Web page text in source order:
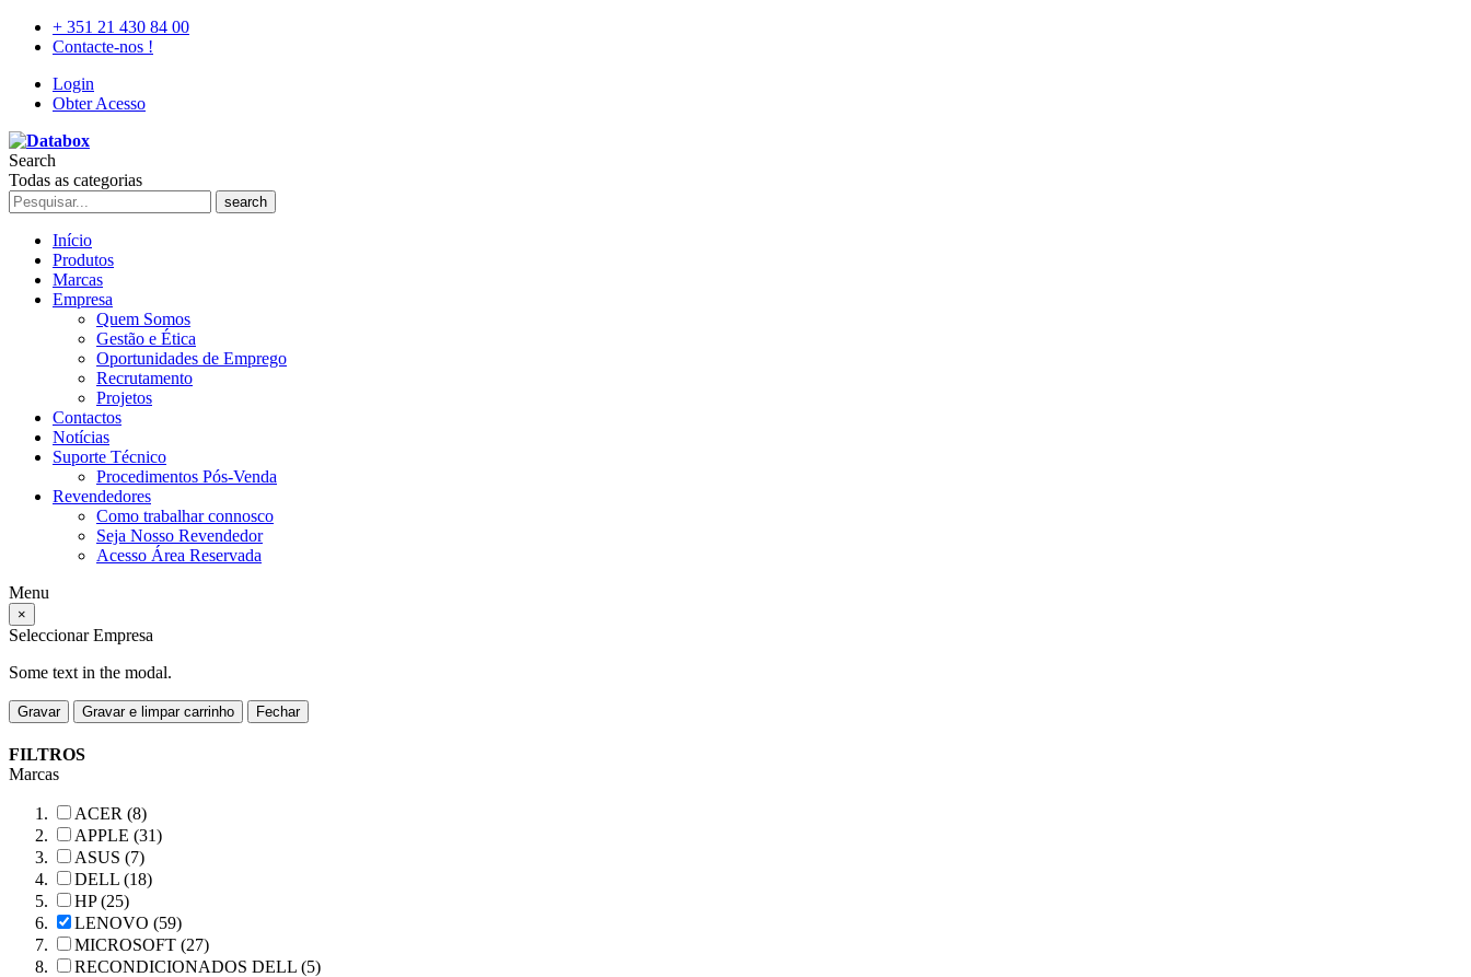
+ 351 21 430 84 00
Contacte-nos !
Login
Obter Acesso
Search
Todas as categorias
search
Início
Produtos
Marcas
Empresa
Quem Somos
Gestão e Ética
Oportunidades de Emprego
Recrutamento
Projetos
Contactos
Notícias
Suporte Técnico
Procedimentos Pós-Venda
Revendedores
Como trabalhar connosco
Seja Nosso Revendedor
Acesso Área Reservada
Menu
×
Seleccionar Empresa
Some text in the modal.
Gravar Gravar e limpar carrinho Fechar
FILTROS
Marcas
ACER (8)
APPLE (31)
ASUS (7)
DELL (18)
HP (25)
LENOVO (59)
MICROSOFT (27)
RECONDICIONADOS DELL (5)